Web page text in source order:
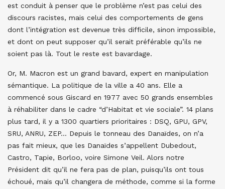
est conduit à penser que le problème n’est pas celui des
discours racistes, mais celui des comportements de gens
dont l’intégration est devenue très difficile, sinon impossible,
et dont on peut supposer qu’il serait préférable qu’ils ne
soient pas là. Tout le reste est bavardage.
Or, M. Macron est un grand bavard, expert en manipulation
sémantique. La politique de la ville a 40 ans. Elle a
commencé sous Giscard en 1977 avec 50 grands ensembles
à réhabiliter dans le cadre “d’Habitat et vie sociale”. 14 plans
plus tard, il y a 1300 quartiers prioritaires : DSQ, GPU, GPV,
SRU, ANRU, ZEP… Depuis le tonneau des Danaïdes, on n’a
pas fait mieux, que les Danaïdes s’appellent Dubedout,
Castro, Tapie, Borloo, voire Simone Veil. Alors notre
Président dit qu’il ne fera pas de plan, puisqu’ils ont tous
échoué, mais qu’il changera de méthode, comme si la forme